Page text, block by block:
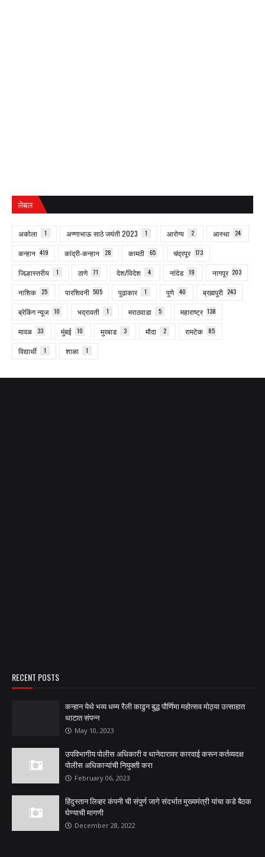
लेबल
अकोला 1 अण्णाभाऊ साठे जयंती 2023 1 आरोग्य 2 आस्था 24
कन्हान 419 कांद्री-कन्हान 28 कामठी 65 चंद्रपूर 173
जिल्हास्तरीय 1 ठाणे 71 देश/विदेश 4 नांदेड 19 नागपूर 203
नाशिक 25 पारशिवनी 505 पुढाकार 1 पुणे 40 ब्रह्मपुरी 243
ब्रेकिंग न्यूज 10 भद्रावती 1 मराठवाडा 5 महाराष्ट्र 138
मावळ 33 मुंबई 10 मुरबाड 3 मौदा 2 रामटेक 85
विद्यार्थी 1 शाळा 1
RECENT POSTS
कन्हान येथे भव्य धम्म रैली काढुन बुद्ध पौर्णिमा महोत्सव मोठ्या उत्साहात
थाटात संपन्न
May 10, 2023
उपविभागीय पोलीस अधिकारी व थानेदारावर कारवाई करून कर्तव्यदक्ष
पोलीस अधिकाऱ्यांची नियुक्ती करा
February 06, 2023
हिंदुस्तान लिव्हर कंपनी ची संपुर्ण जागे संदर्भात मुख्यमंत्री यांचा कडे बैठक
घेण्याची मागणी
December 28, 2022